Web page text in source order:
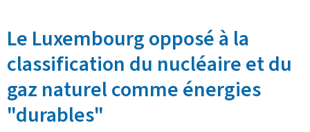
Le Luxembourg opposé à la
classification du nucléaire et du
gaz naturel comme énergies
"durables"